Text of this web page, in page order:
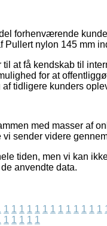
forhenværende
nylon 145 mm
at få kendskab til
for at
tidligere kunders
med masser af
sender videre
tiden, men vi kan
anvendte data.
1 1 1 1 1 1 1 1 1 1 1 1 1
1 1 1 1 1